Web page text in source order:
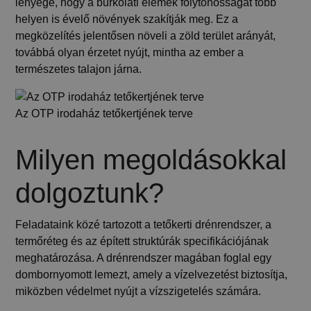
lényege, hogy a burkolati elemek folytonosságát több
helyen is évelő növények szakítják meg. Ez a
megközelítés jelentősen növeli a zöld terület arányát,
továbbá olyan érzetet nyújt, mintha az ember a
természetes talajon járna.
Az OTP irodaház tetőkertjének terve
Milyen megoldásokkal
dolgoztunk?
Feladataink közé tartozott a tetőkerti drénrendszer, a
termőréteg és az épített struktúrák specifikációjának
meghatározása. A drénrendszer magában foglal egy
dombornyomott lemezt, amely a vízelvezetést biztosítja,
miközben védelmet nyújt a vízszigetelés számára.